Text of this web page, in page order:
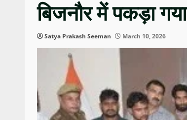
बिजनौर में पकड़ा गया
Satya Prakash Seeman March 10, 2026